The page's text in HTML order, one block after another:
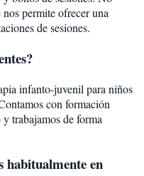
permite ofrecer una
de sesiones.
infanto-juvenil para niños
con formación
trabajamos de forma
habitualmente en